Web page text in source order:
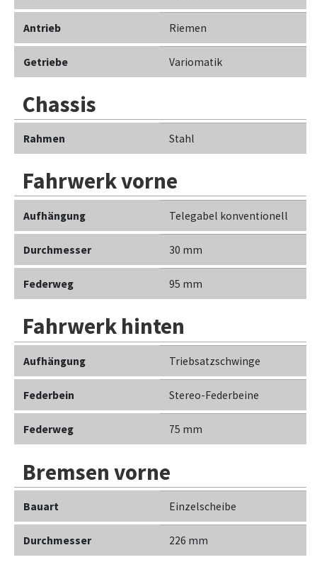
Antrieb Riemen
Getriebe Variomatik
Chassis
Rahmen Stahl
Fahrwerk vorne
Aufhängung Telegabel konventionell
Durchmesser 30 mm
Federweg 95 mm
Fahrwerk hinten
Aufhängung Triebsatzschwinge
Federbein Stereo-Federbeine
Federweg 75 mm
Bremsen vorne
Bauart Einzelscheibe
Durchmesser 226 mm